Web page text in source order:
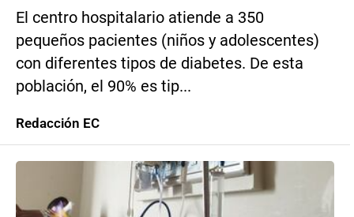
El centro hospitalario atiende a 350
pequeños pacientes (niños y adolescentes)
con diferentes tipos de diabetes. De esta
población, el 90% es tip...
Redacción EC